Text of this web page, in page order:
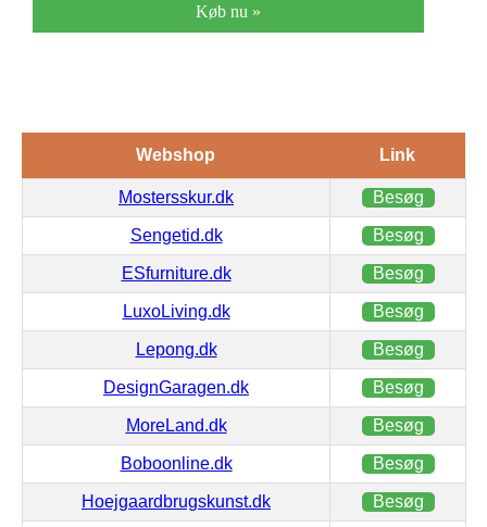
Køb nu »
Webshop Link
Mostersskur.dk Besøg
Sengetid.dk Besøg
ESfurniture.dk Besøg
LuxoLiving.dk Besøg
Lepong.dk Besøg
DesignGaragen.dk Besøg
MoreLand.dk Besøg
Boboonline.dk Besøg
Hoejgaardbrugskunst.dk Besøg